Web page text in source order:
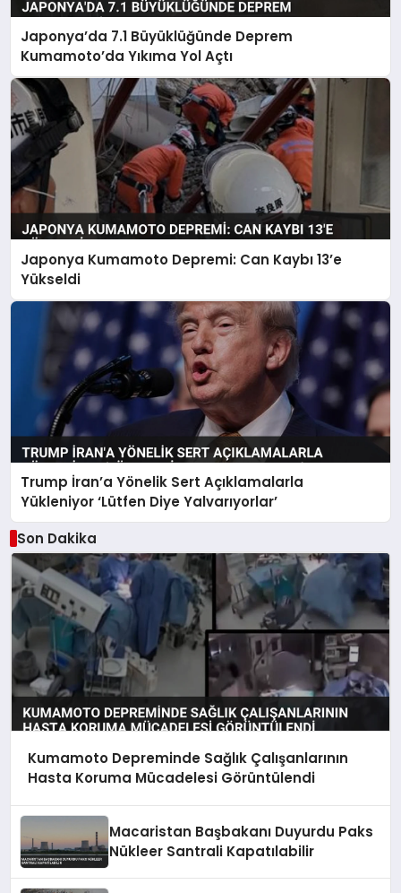
Japonya’da 7.1 Büyüklüğünde Deprem
Kumamoto’da Yıkıma Yol Açtı
Japonya Kumamoto Depremi: Can Kaybı 13’e
Yükseldi
Trump İran’a Yönelik Sert Açıklamalarla
Yükleniyor ‘Lütfen Diye Yalvarıyorlar’
Son Dakika
Kumamoto Depreminde Sağlık Çalışanlarının
Hasta Koruma Mücadelesi Görüntülendi
Macaristan Başbakanı Duyurdu Paks
Nükleer Santrali Kapatılabilir